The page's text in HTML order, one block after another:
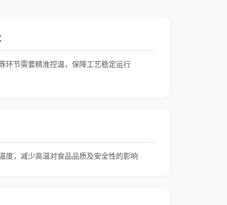
环节需要精准控温，保障工艺稳定运行
度，减少高温对食品品质及安全性的影响